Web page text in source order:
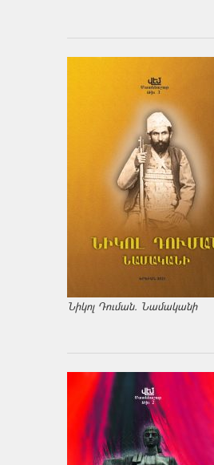
Նիկոլ Դուման. Նամականի